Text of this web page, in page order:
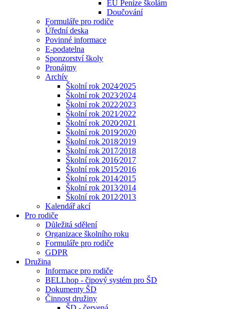
EU Peníze školám
Doučování
Formuláře pro rodiče
Úřední deska
Povinné informace
E-podatelna
Sponzorství školy
Pronájmy
Archív
Školní rok 2024⁄2025
Školní rok 2023⁄2024
Školní rok 2022⁄2023
Školní rok 2021⁄2022
Školní rok 2020⁄2021
Školní rok 2019⁄2020
Školní rok 2018⁄2019
Školní rok 2017⁄2018
Školní rok 2016⁄2017
Školní rok 2015⁄2016
Školní rok 2014⁄2015
Školní rok 2013⁄2014
Školní rok 2012⁄2013
Kalendář akcí
Pro rodiče
Důležitá sdělení
Organizace školního roku
Formuláře pro rodiče
GDPR
Družina
Informace pro rodiče
BELLhop - čipový systém pro ŠD
Dokumenty ŠD
Činnost družiny